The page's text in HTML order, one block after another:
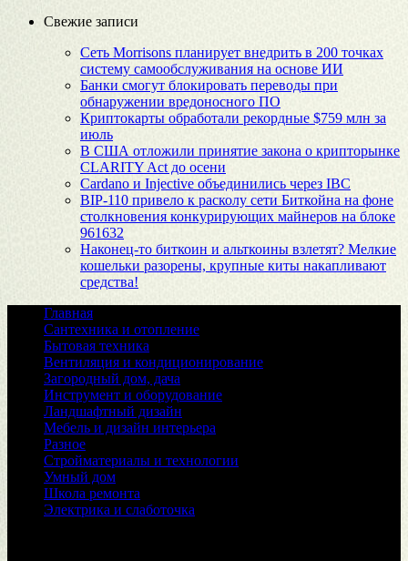
Свежие записи
Сеть Morrisons планирует внедрить в 200 точках
систему самообслуживания на основе ИИ
Банки смогут блокировать переводы при
обнаружении вредоносного ПО
Криптокарты обработали рекордные $759 млн за
июль
В США отложили принятие закона о крипторынке
CLARITY Act до осени
Cardano и Injective объединились через IBC
BIP-110 привело к расколу сети Биткойна на фоне
столкновения конкурирующих майнеров на блоке
961632
Наконец-то биткоин и альткоины взлетят? Мелкие
кошельки разорены, крупные киты накапливают
средства!
Главная
Сантехника и отопление
Бытовая техника
Вентиляция и кондиционирование
Загородный дом, дача
Инструмент и оборудование
Ландшафтный дизайн
Мебель и дизайн интерьера
Разное
Стройматериалы и технологии
Умный дом
Школа ремонта
Электрика и слаботочка